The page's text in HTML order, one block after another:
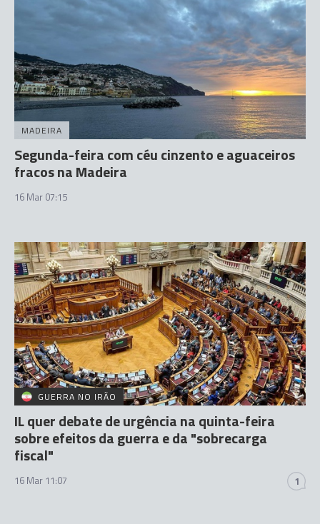
MADEIRA
Segunda-feira com céu cinzento e aguaceiros
fracos na Madeira
16 Mar 07:15
GUERRA NO IRÃO
IL quer debate de urgência na quinta-feira
sobre efeitos da guerra e da "sobrecarga
fiscal"
16 Mar 11:07 1